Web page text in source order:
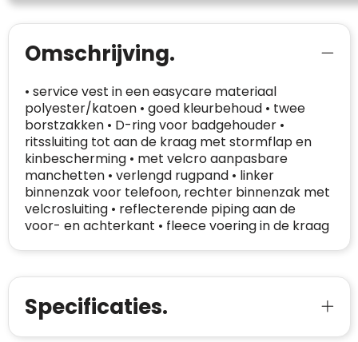
Omschrijving.
• service vest in een easycare materiaal
polyester/katoen • goed kleurbehoud • twee
borstzakken • D-ring voor badgehouder •
ritssluiting tot aan de kraag met stormflap en
kinbescherming • met velcro aanpasbare
manchetten • verlengd rugpand • linker
binnenzak voor telefoon, rechter binnenzak met
velcrosluiting • reflecterende piping aan de
voor- en achterkant • fleece voering in de kraag
Specificaties.
Telefoonnummer +32 479 88 00 36
E-
mailadres:
mia@linkkado.be Geverifieerd
BEDRIJFSGEGEVENS
Bedrijfsnaam: Linkkado
linkkado.be
Oprichting van de
2026
Aantal werknemers
Trustindex controleert websites voortdurend
op veiligheidsproblemen.
Safe Browsing:geen probleem
gedetecteerd
Blacklist Geen site op de zwarte lijst
Geldig SSL-certificaat
Spam E-mail is spamvrij
Websites die consequent een hoog niveau
van klanttevredenheid handhaven en
voldoen aan een hoog niveau van
veiligheidsprotocol, kunnen Trustindex-
certificaat verkrijgen. Zoekt u bij het winkelen
naar de certificaten van Trustindex en koopt u
met vertrouwen!
Voor bedrijven
Bouwt u vertrouwen op en verhoogt u uw
verkoop met de Trustindex-certificaat.